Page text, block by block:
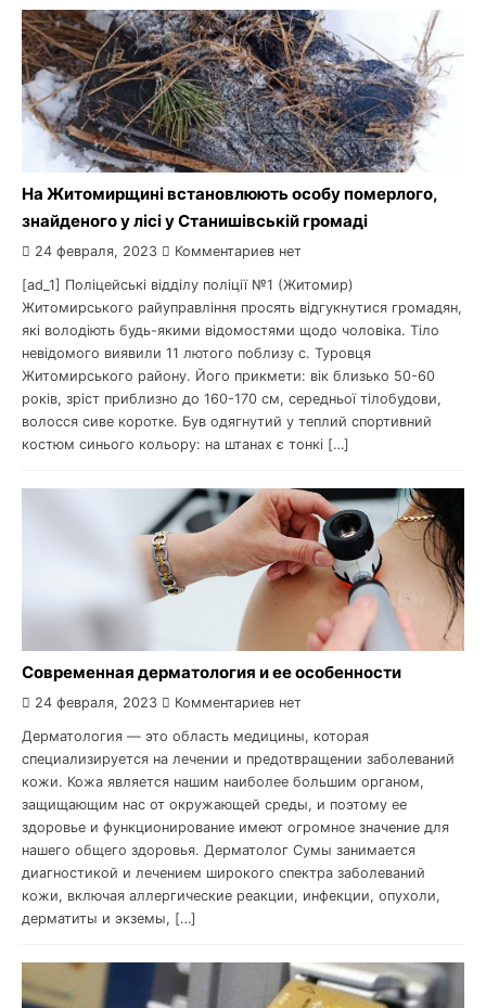
На Житомирщині встановлюють особу померлого,
знайденого у лісі у Станишівській громаді
24 февраля, 2023 Комментариев нет
[ad_1] Поліцейські відділу поліції №1 (Житомир)
Житомирського райуправління просять відгукнутися громадян,
які володіють будь-якими відомостями щодо чоловіка. Тіло
невідомого виявили 11 лютого поблизу с. Туровця
Житомирського району. Його прикмети: вік близько 50-60
років, зріст приблизно до 160-170 см, середньої тілобудови,
волосся сиве коротке. Був одягнутий у теплий спортивний
костюм синього кольору: на штанах є тонкі […]
Современная дерматология и ее особенности
24 февраля, 2023 Комментариев нет
Дерматология — это область медицины, которая
специализируется на лечении и предотвращении заболеваний
кожи. Кожа является нашим наиболее большим органом,
защищающим нас от окружающей среды, и поэтому ее
здоровье и функционирование имеют огромное значение для
нашего общего здоровья. Дерматолог Сумы занимается
диагностикой и лечением широкого спектра заболеваний
кожи, включая аллергические реакции, инфекции, опухоли,
дерматиты и экземы, […]